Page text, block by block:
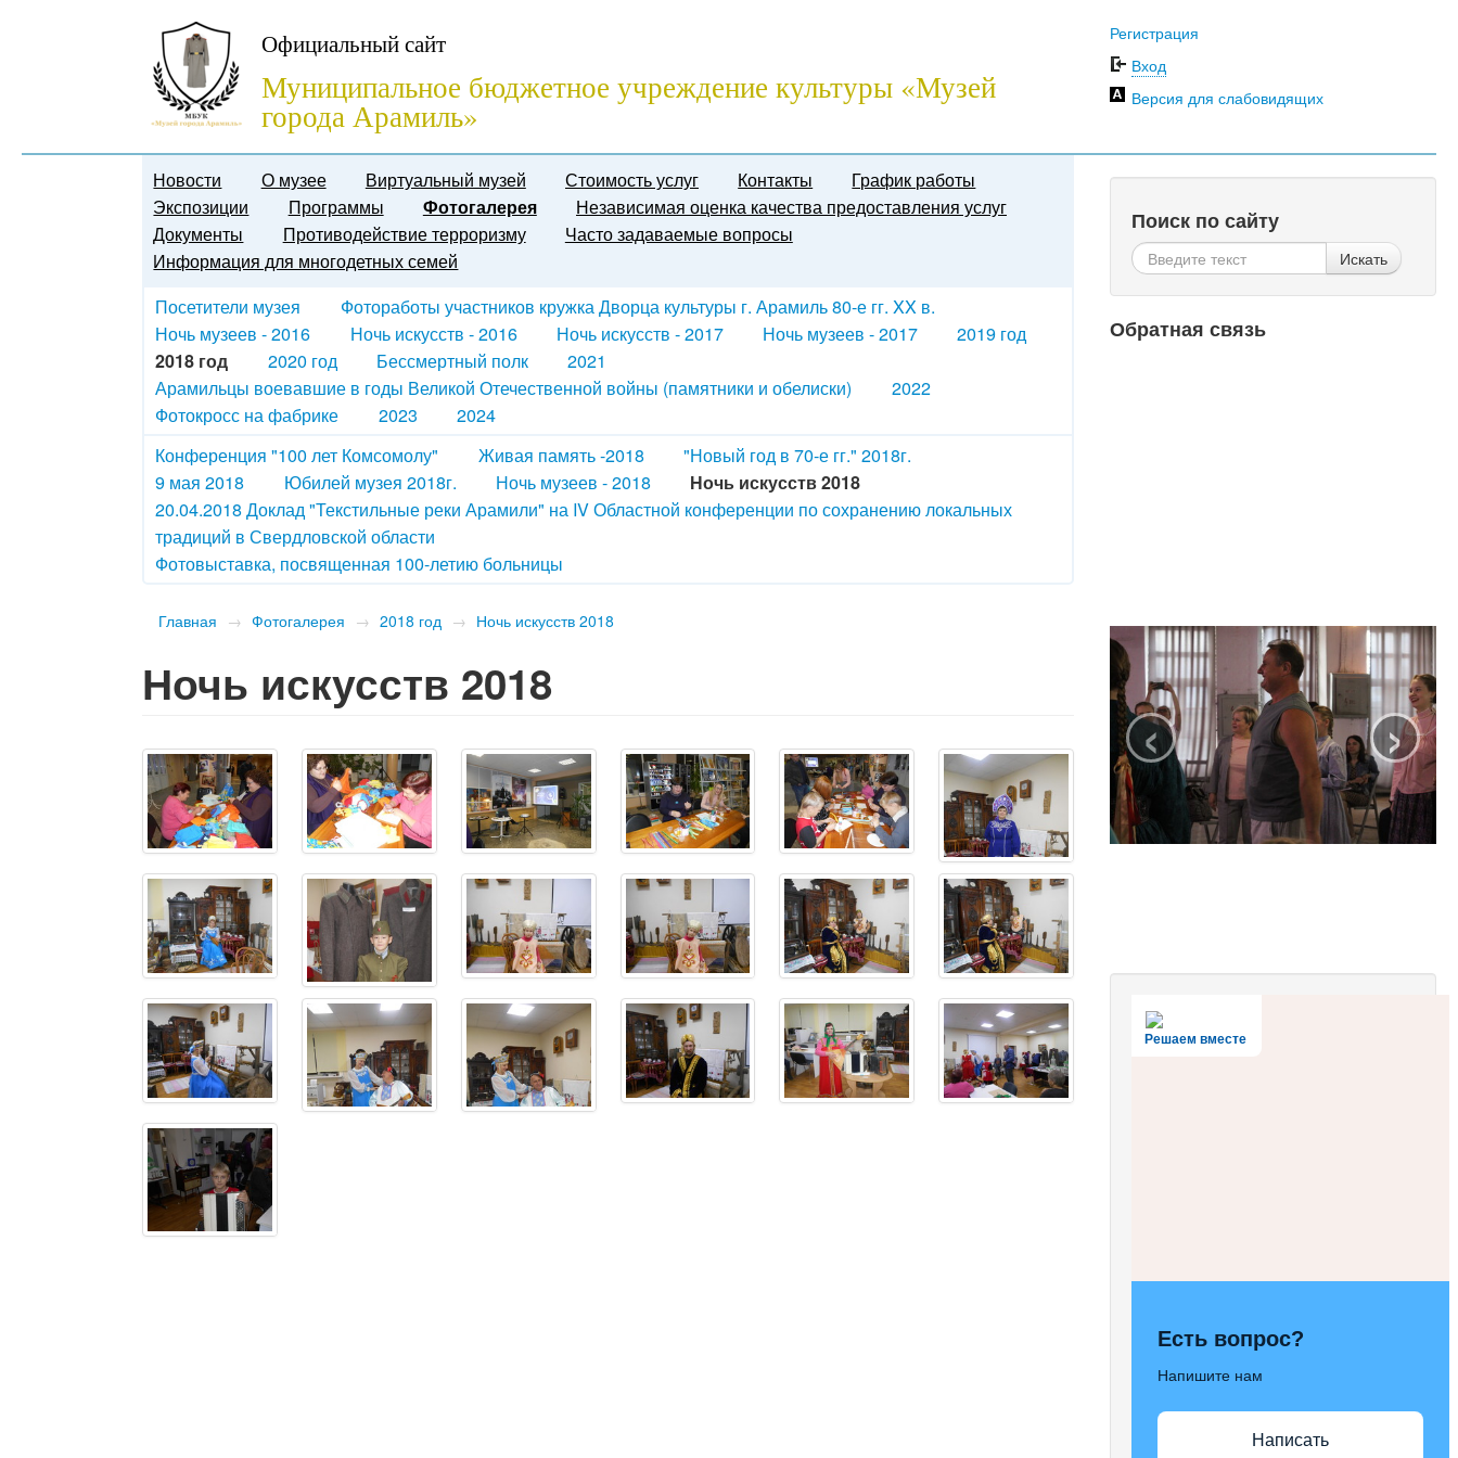
Официальный сайт
Муниципальное бюджетное учреждение культуры «Музей
города Арамиль»
Регистрация
Вход
Версия для слабовидящих
Новости О музее Виртуальный музей Стоимость услуг Контакты
График работы
Экспозиции
Программы Фотогалерея
Независимая оценка качества предоставления услуг
Документы
Противодействие терроризму
Часто задаваемые вопросы
Информация для многодетных семей
Посетители музея
Фотоработы участников кружка Дворца культуры г. Арамиль 80-е гг. XX в.
Ночь музеев - 2016
Ночь искусств - 2016 Ночь искусств - 2017 Ночь музеев - 2017
2019 год
2018 год
2020 год Бессмертный полк
2021
Арамильцы воевавшие в годы Великой Отечественной войны (памятники и обелиски)
2022
Фотокросс на фабрике
2023
2024
Конференция "100 лет Комсомолу"
Живая память -2018
"Новый год в 70-е гг." 2018г.
9 мая 2018
Юбилей музея 2018г. Ночь музеев - 2018
Ночь искусств 2018
20.04.2018 Доклад "Текстильные реки Арамили" на IV Областной конференции по сохранению локальных
традиций в Свердловской области
Фотовыставка, посвященная 100-летию больницы
Главная → Фотогалерея → 2018 год → Ночь искусств 2018
Ночь искусств 2018
Поиск по сайту
Искать
Обратная связь
‹ ›
Решаем вместе
Есть вопрос?
Напишите нам
Написать